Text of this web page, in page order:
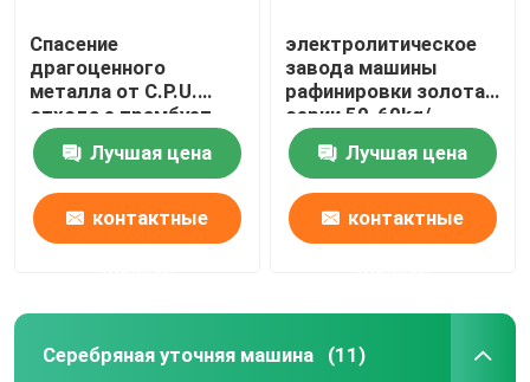
Спасение
драгоценного
металла от C.P.U.
отхода e трамбует
машину спасения
золотаЛучшая цена
контактные
электролитическое
завода машины
рафинировки золота
серии 50-60kg/
химическое
механическое
Лучшая цена
контактные
Серебряная уточняя машина (11)